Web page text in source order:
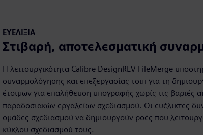
ΕΥΕΛΙΞΊΑ
Στιβαρή, αποτελεσματική
Η λειτουργικότητα Calibre DesignREV FileMerge
συναρμολόγησης και επεξεργασίας τσιπ για τη
έτοιμων για επαλήθευση υπογραφής χωρίς τις βαριές
παραδοσιακών εργαλείων σχεδιασμού. Οι ευέλικτες
ομάδες σχεδιασμού να δημιουργούν ροές που
κύκλου σχεδιασμού τους.